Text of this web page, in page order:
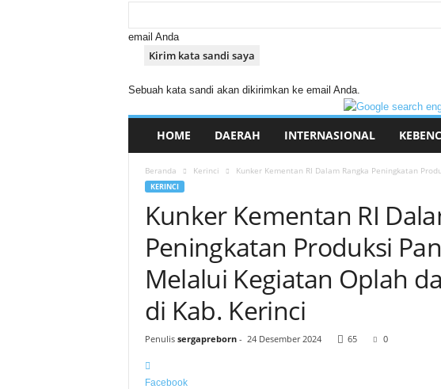
email Anda
Sebuah kata sandi akan dikirimkan ke email Anda.
HOME DAERAH INTERNASIONAL
Beranda Kerinci Kunker Kementan RI Dalam Rangka Peningkatan
KERINCI
Kunker Kementan RI
Peningkatan Produksi
Melalui Kegiatan Oplah
di Kab. Kerinci
Penulis sergapreborn- 24 Desember 2024 65 0
Facebook